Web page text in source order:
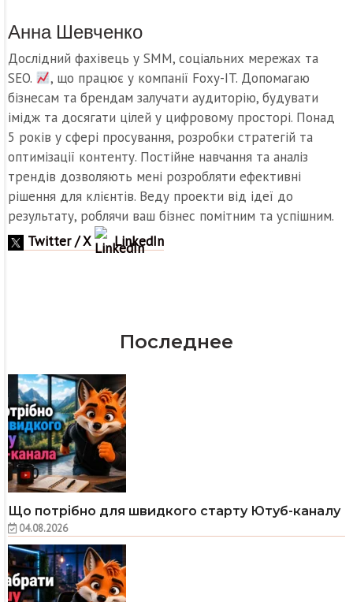
Анна Шевченко
Дослідний фахівець у SMM, соціальних мережах та
SEO.
, що працює у компанії Foxy-IT. Допомагаю
бізнесам та брендам залучати аудиторію, будувати
імідж та досягати цілей у цифровому просторі. Понад
5 років у сфері просування, розробки стратегій та
оптимізації контенту. Постійне навчання та аналіз
трендів дозволяють мені розробляти ефективні
рішення для клієнтів. Веду проекти від ідеї до
результату, роблячи ваш бізнес помітним та успішним.
Twitter / X
LinkedIn
Последнее
Що потрібно для швидкого старту Ютуб-каналу
04.08.2026